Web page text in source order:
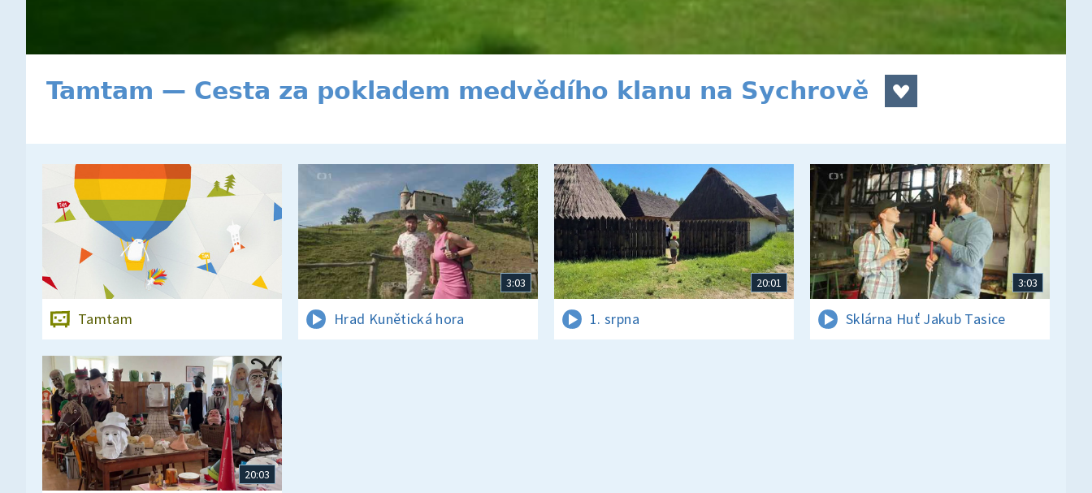
Tamtam — Cesta za pokladem medvědího klanu na Sychrově
Tamtam
3:03
Hrad Kunětická hora
20:01
1. srpna
3:03
Sklárna Huť Jakub Tasice
20:03